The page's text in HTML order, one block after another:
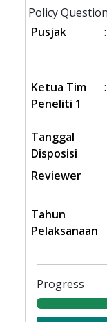
Policy Question
Pusjak
:
Ketua Tim
Peneliti 1
:
Tanggal
Disposisi
Reviewer
Tahun
Pelaksanaan
Progress